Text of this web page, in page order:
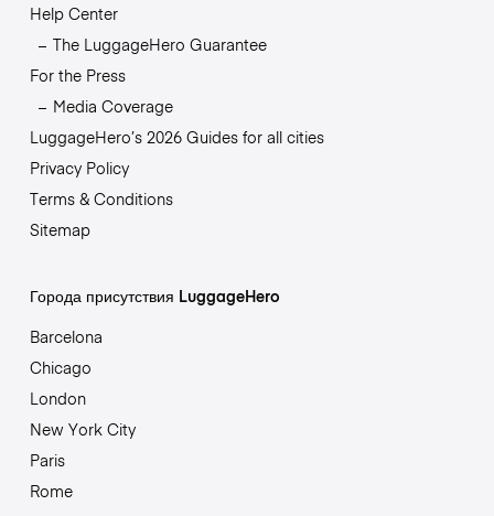
Help Center
The LuggageHero Guarantee
For the Press
Media Coverage
LuggageHero’s 2026 Guides for all cities
Privacy Policy
Terms & Conditions
Sitemap
Города присутствия LuggageHero
Barcelona
Chicago
London
New York City
Paris
Rome